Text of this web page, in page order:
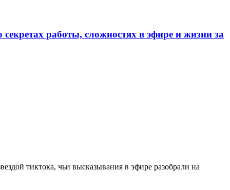
работы, сложностях в эфире и жизни за
тиктока, чьи высказывания в эфире разобрали на